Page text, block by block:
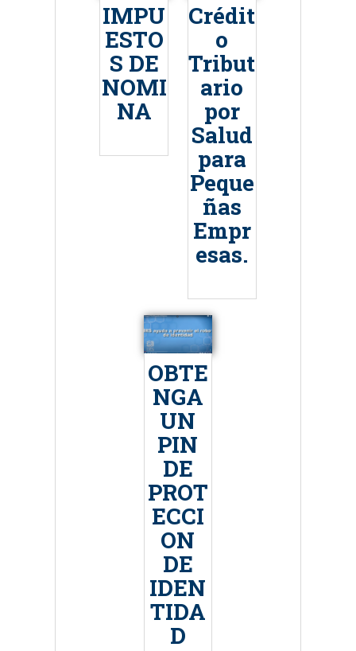
IMPU
ESTO
S DE
NOMI
NA
Crédit
o
Tribut
ario
por
Salud
para
Peque
ñas
Empr
esas.
OBTE
NGA
UN
PIN
DE
PROT
ECCI
ON
DE
IDEN
TIDA
D